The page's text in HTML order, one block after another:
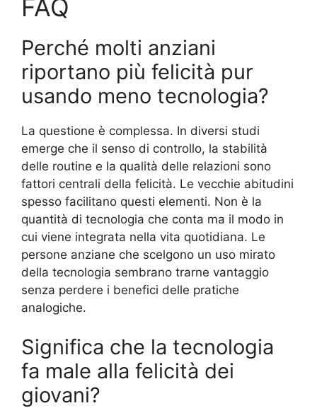
FAQ
Perché molti anziani
riportano più felicità pur
usando meno tecnologia?
La questione è complessa. In diversi studi
emerge che il senso di controllo, la stabilità
delle routine e la qualità delle relazioni sono
fattori centrali della felicità. Le vecchie abitudini
spesso facilitano questi elementi. Non è la
quantità di tecnologia che conta ma il modo in
cui viene integrata nella vita quotidiana. Le
persone anziane che scelgono un uso mirato
della tecnologia sembrano trarne vantaggio
senza perdere i benefici delle pratiche
analogiche.
Significa che la tecnologia
fa male alla felicità dei
giovani?